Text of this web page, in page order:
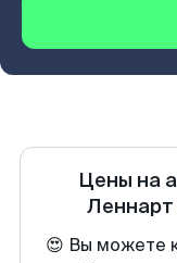
Цены на
😍 Вы можете